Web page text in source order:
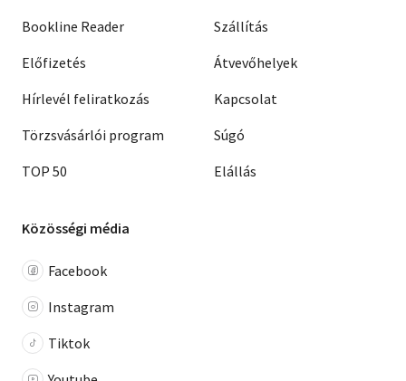
Bookline Reader
Előfizetés
Hírlevél feliratkozás
Törzsvásárlói program
TOP 50
Szállítás
Átvevőhelyek
Kapcsolat
Súgó
Elállás
Közösségi média
Facebook
Instagram
Tiktok